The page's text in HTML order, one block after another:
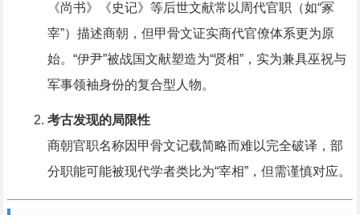
《尚书》《史记》等后世文献常以周代官职（如“冢
宰”）描述商朝，但甲骨文证实商代官僚体系更为原
始。“伊尹”被战国文献塑造为“贤相”，实为兼具巫祝与
军事领袖身份的复合型人物。
考古发现的局限性
商朝官职名称因甲骨文记载简略而难以完全破译，部
分职能可能被现代学者类比为“宰相”，但需谨慎对应。